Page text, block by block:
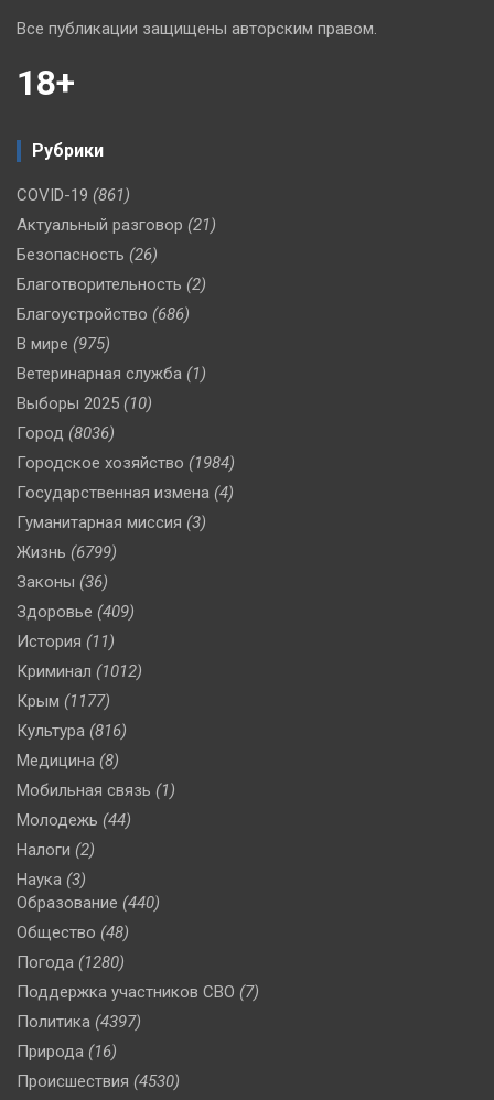
Все публикации защищены авторским правом.
18+
Рубрики
COVID-19 (861)
Актуальный разговор (21)
Безопасность (26)
Благотворительность (2)
Благоустройство (686)
В мире (975)
Ветеринарная служба (1)
Выборы 2025 (10)
Город (8036)
Городское хозяйство (1984)
Государственная измена (4)
Гуманитарная миссия (3)
Жизнь (6799)
Законы (36)
Здоровье (409)
История (11)
Криминал (1012)
Крым (1177)
Культура (816)
Медицина (8)
Мобильная связь (1)
Молодежь (44)
Налоги (2)
Наука (3)
Образование (440)
Общество (48)
Погода (1280)
Поддержка участников СВО (7)
Политика (4397)
Природа (16)
Происшествия (4530)